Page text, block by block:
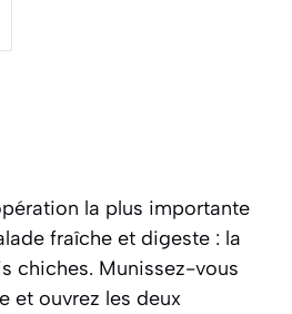
la plus importante
fraîche et digeste : la
chiches. Munissez-vous
et ouvrez les deux